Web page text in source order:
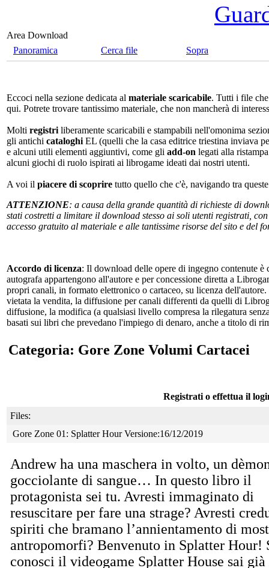
Area Download
Panoramica
Cerca file Sopra
Eccoci nella sezione dedicata al materiale scaricabile. Tutti i file
qui. Potrete trovare tantissimo materiale, che non mancherà di
Molti registri liberamente scaricabili e stampabili nell'omonima
gli antichi cataloghi EL (quelli che la casa editrice triestina inviava
e alcuni utili elementi aggiuntivi, come gli add-on legati alla
alcuni giochi di ruolo ispirati ai librogame ideati dai nostri utenti.
A voi il piacere di scoprire tutto quello che c'è, navigando tra
ATTENZIONE: a causa della grande quantità di richieste di
stati costretti a limitare il download stesso ai soli utenti registrati,
accesso gratuito al materiale e alle tantissime risorse del sito e
Accordo di licenza: Il download delle opere di ingegno contenute
autografa appartengono all'autore e per concessione diretta a
propri canali, in formato elettronico o cartaceo, su licenza
vietata la vendita, la diffusione per canali differenti da quelli di
diffusione, la modifica (a qualsiasi livello compresa la rilegatura
basati sui libri che prevedano l'impiego di denaro, anche a titolo di
Categoria: Gore Zone Volumi Cartacei
Registrati o effettua il
Files:
Gore Zone 01: Splatter Hour Versione:16/12/2019
Andrew ha una maschera in volto, un
gocciolante di sangue… In questo libro il
protagonista sei tu. Avresti immaginato di
resuscitare per fare una strage? Avresti
spiriti che bramano l’annientamento di
antropomorfi? Benvenuto in Splatter Hour!
conosci il videogame Splatter House sai già